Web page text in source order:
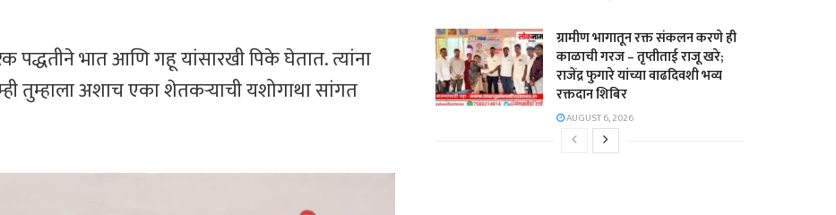
भात आणि गहू यांसारखी पिके घेतात. त्यांना
तुम्हाला अशाच एका शेतकऱ्याची यशोगाथा सांगत
ग्रामीण भागातून रक्त संकलन करणे ही
काळाची गरज – तृप्तीताई राजू खरे;
राजेंद्र फुगारे यांच्या वाढदिवशी भव्य
रक्तदान शिबिर
AUGUST 6, 2026